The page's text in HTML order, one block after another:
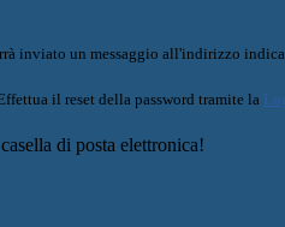
inviato un messaggio all'indirizzo
il reset della password tramite la
di posta elettronica!